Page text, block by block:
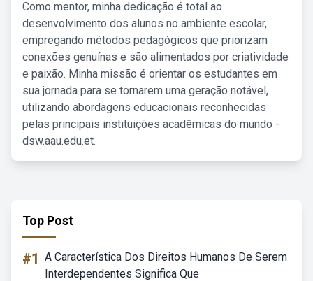
Como mentor, minha dedicação é total ao
desenvolvimento dos alunos no ambiente escolar,
empregando métodos pedagógicos que priorizam
conexões genuínas e são alimentados por criatividade
e paixão. Minha missão é orientar os estudantes em
sua jornada para se tornarem uma geração notável,
utilizando abordagens educacionais reconhecidas
pelas principais instituições acadêmicas do mundo -
dsw.aau.edu.et.
Top Post
#1 A Característica Dos Direitos Humanos De Serem
Interdependentes Significa Que